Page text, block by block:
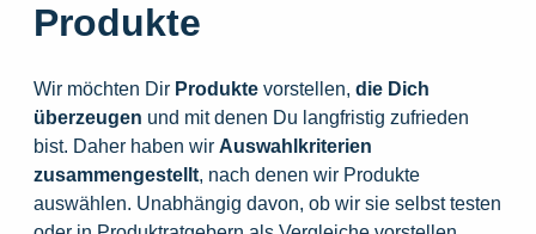
Produkte
Wir möchten Dir Produkte vorstellen, die Dich
überzeugen und mit denen Du langfristig zufrieden
bist. Daher haben wir Auswahlkriterien
zusammengestellt, nach denen wir Produkte
auswählen. Unabhängig davon, ob wir sie selbst testen